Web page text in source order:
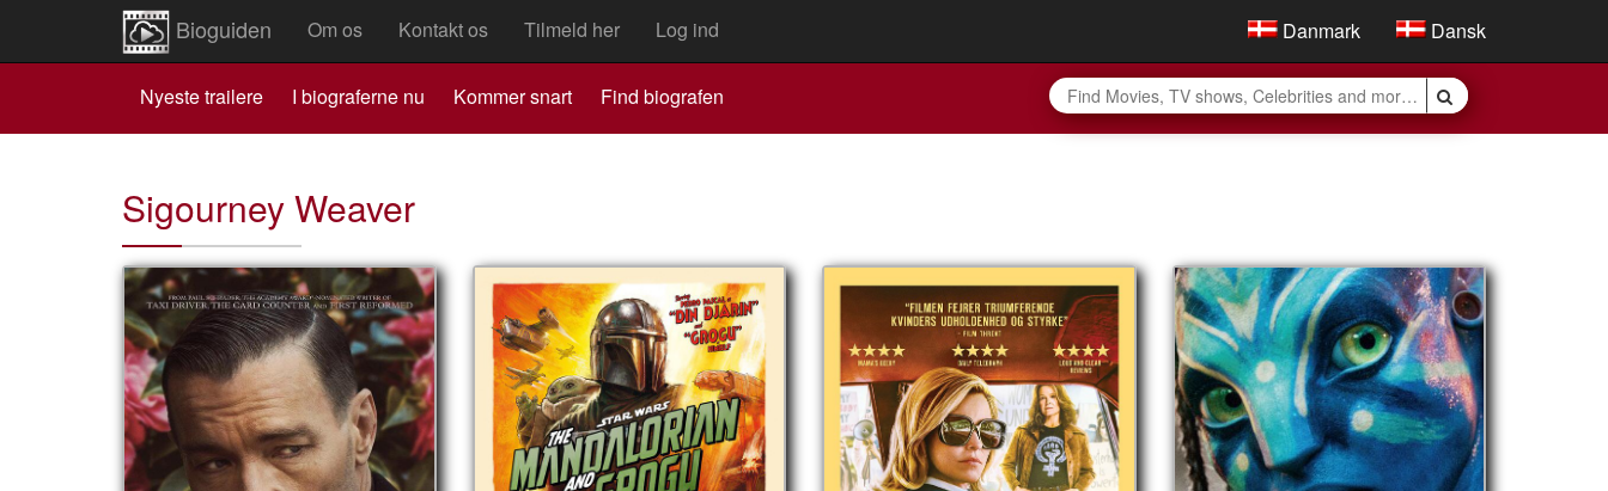
Bioguiden Om os Kontakt os Tilmeld her Log ind Danmark Dansk
Nyeste trailere I biograferne nu Kommer snart Find biografen
Sigourney Weaver